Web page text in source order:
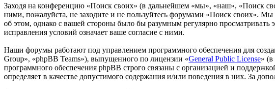
Заходя на конференцию «Поиск своих» (в дальнейшем «мы», «наш», «Поиск
ними, пожалуйста, не заходите и не пользуйтесь форумами «Поиск своих». Мы
об этом, однако с вашей стороны было бы разумным регулярно просматривать
исправления условий означает ваше согласие с ними.
Наши форумы работают под управлением программного обеспечения для
Group», «phpBB Teams»), выпущенного по лицензии «General Public License»
программного обеспечения phpBB строго связаны с организацией и
определяет в качестве допустимого содержания и/или поведения в них. За